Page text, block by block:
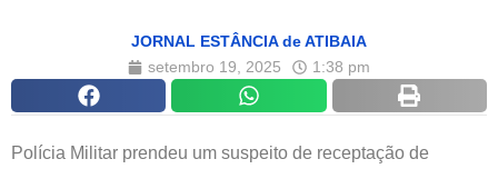
JORNAL ESTÂNCIA de ATIBAIA
setembro 19, 2025
1:38 pm
Polícia Militar prendeu um suspeito de receptação de